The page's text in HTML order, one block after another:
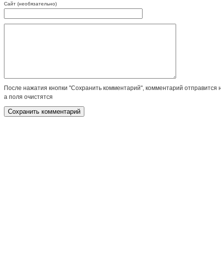
Сайт (необязательно)
После нажатия кнопки "Сохранить комментарий", комментарий отправится
а поля очистятся